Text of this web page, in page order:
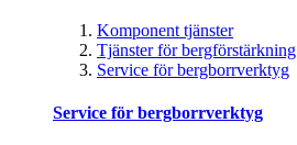
Komponent tjänster
Tjänster för bergförstärkning
Service för bergborrverktyg
Service för bergborrverktyg